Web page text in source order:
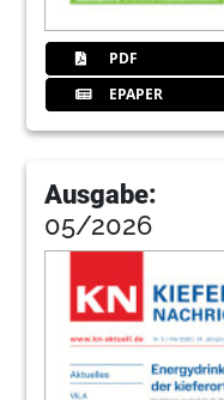
PDF
EPAPER
Ausgabe:
05/2026